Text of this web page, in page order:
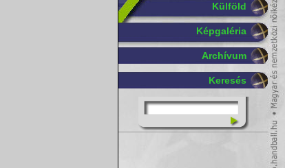
Külföld
Képgaléria
Archívum
Keresés